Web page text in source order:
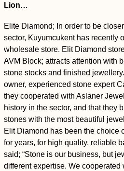
Lion…
Elite Diamond; In order to be
sector, Kuyumcukent has recently
wholesale store. Elit Diamond
AVM Block; attracts attention with
stone stocks and finished
owner, experienced stone expert
they cooperated with Aslaner
history in the sector, and that they
stones with the most beautiful
Elit Diamond has been the choice
for years, for high quality, reliable
said; “Stone is our business, but
different expertise. We cooperated